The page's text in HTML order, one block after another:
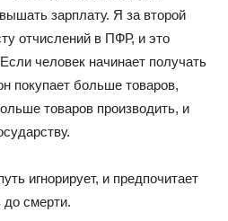
зарплату. Я за второй
отчислений в ПФР, и это
человек начинает получать
покупает больше товаров,
товаров производить, и
игнорирует, и предпочитает
до смерти.